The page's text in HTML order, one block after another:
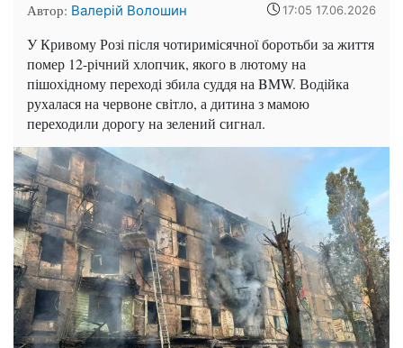
Автор: Валерій Волошин 17:05 17.06.2026
У Кривому Розі після чотиримісячної боротьби за життя
помер 12-річний хлопчик, якого в лютому на
пішохідному переході збила суддя на BMW. Водійка
рухалася на червоне світло, а дитина з мамою
переходили дорогу на зелений сигнал.